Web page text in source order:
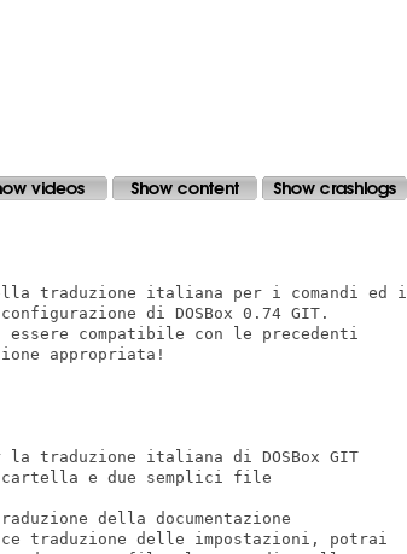
traduzione italiana per i comandi ed i
di DOSBox 0.74 GIT.
essere compatibile con le precedenti
appropriata!
traduzione italiana di DOSBox GIT
cartella e due semplici file
della documentazione
traduzione delle impostazioni, potrai